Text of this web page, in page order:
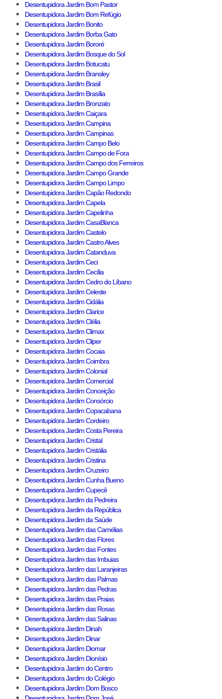
Desentupidora Jardim Bom Pastor
Desentupidora Jardim Bom Refúgio
Desentupidora Jardim Bonito
Desentupidora Jardim Borba Gato
Desentupidora Jardim Bororé
Desentupidora Jardim Bosque do Sol
Desentupidora Jardim Botucatu
Desentupidora Jardim Bransley
Desentupidora Jardim Brasil
Desentupidora Jardim Brasília
Desentupidora Jardim Bronzato
Desentupidora Jardim Caiçara
Desentupidora Jardim Campina
Desentupidora Jardim Campinas
Desentupidora Jardim Campo Belo
Desentupidora Jardim Campo de Fora
Desentupidora Jardim Campo dos Ferreiros
Desentupidora Jardim Campo Grande
Desentupidora Jardim Campo Limpo
Desentupidora Jardim Capão Redondo
Desentupidora Jardim Capela
Desentupidora Jardim Capelinha
Desentupidora Jardim CasaBlanca
Desentupidora Jardim Castelo
Desentupidora Jardim Castro Alves
Desentupidora Jardim Catanduva
Desentupidora Jardim Ceci
Desentupidora Jardim Cecília
Desentupidora Jardim Cedro do Líbano
Desentupidora Jardim Celeste
Desentupidora Jardim Cidália
Desentupidora Jardim Clarice
Desentupidora Jardim Clélia
Desentupidora Jardim Climax
Desentupidora Jardim Cliper
Desentupidora Jardim Cocaia
Desentupidora Jardim Coimbra
Desentupidora Jardim Colonial
Desentupidora Jardim Comercial
Desentupidora Jardim Conceição
Desentupidora Jardim Consórcio
Desentupidora Jardim Copacabana
Desentupidora Jardim Cordeiro
Desentupidora Jardim Costa Pereira
Desentupidora Jardim Cristal
Desentupidora Jardim Cristália
Desentupidora Jardim Cristina
Desentupidora Jardim Cruzeiro
Desentupidora Jardim Cunha Bueno
Desentupidora Jardim Cupecê
Desentupidora Jardim da Pedreira
Desentupidora Jardim da República
Desentupidora Jardim da Saúde
Desentupidora Jardim das Camélias
Desentupidora Jardim das Flores
Desentupidora Jardim das Fontes
Desentupidora Jardim das Imbuias
Desentupidora Jardim das Laranjeiras
Desentupidora Jardim das Palmas
Desentupidora Jardim das Pedras
Desentupidora Jardim das Praias
Desentupidora Jardim das Rosas
Desentupidora Jardim das Salinas
Desentupidora Jardim Dinah
Desentupidora Jardim Dinar
Desentupidora Jardim Diomar
Desentupidora Jardim Dionísio
Desentupidora Jardim do Centro
Desentupidora Jardim do Colégio
Desentupidora Jardim Dom Bosco